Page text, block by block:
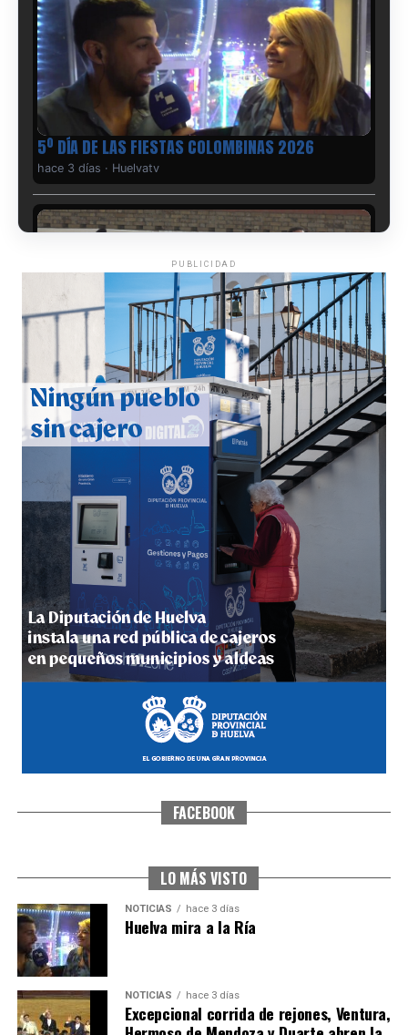
5º DÍA DE LAS FIESTAS COLOMBINAS 2026
hace 3 días · Huelvatv
CUARTA CORRIDA DE LAS FIESTAS COLOMBINAS
2026
hace 4 días·Huelvatv
4º DÍA DE LAS FIESTAS COLOMBINAS 2026
hace 4 días·Huelvatv
SEXTA CORRIDA DE LAS FIESTAS COLOMBINAS
PUBLICIDAD
FACEBOOK
LO MÁS VISTO
NOTICIAS hace 3 días
Huelva mira a la Ría
NOTICIAS hace 3 días
Excepcional corrida de rejones, Ventura,